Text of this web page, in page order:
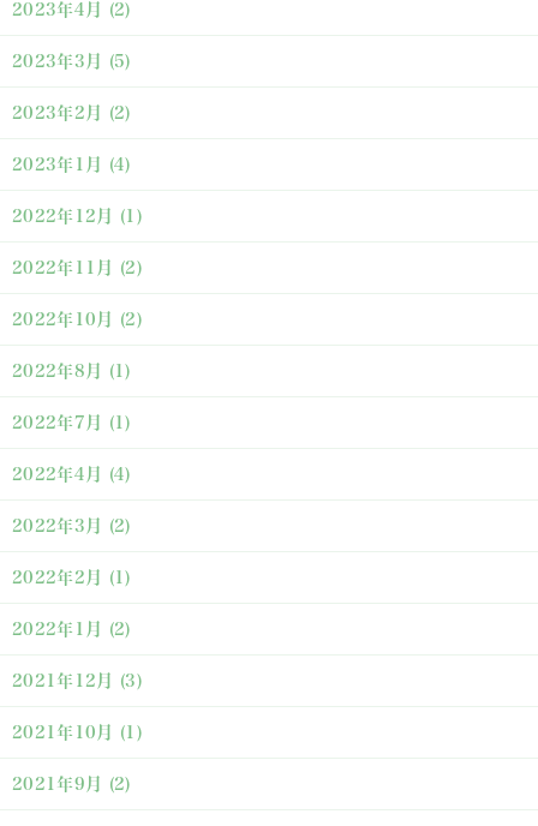
2023年4月 (2)
2023年3月 (5)
2023年2月 (2)
2023年1月 (4)
2022年12月 (1)
2022年11月 (2)
2022年10月 (2)
2022年8月 (1)
2022年7月 (1)
2022年4月 (4)
2022年3月 (2)
2022年2月 (1)
2022年1月 (2)
2021年12月 (3)
2021年10月 (1)
2021年9月 (2)